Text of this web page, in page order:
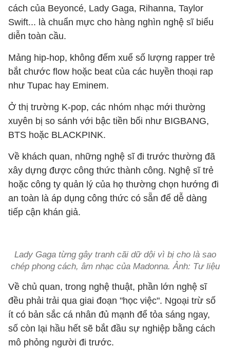
cách của Beyoncé, Lady Gaga, Rihanna, Taylor
Swift... là chuẩn mực cho hàng nghìn nghệ sĩ biểu
diễn toàn cầu.
Mảng hip-hop, không đếm xuể số lượng rapper trẻ
bắt chước flow hoặc beat của các huyền thoại rap
như Tupac hay Eminem.
Ở thị trường K-pop, các nhóm nhạc mới thường
xuyên bị so sánh với bậc tiền bối như BIGBANG,
BTS hoặc BLACKPINK.
Về khách quan, những nghệ sĩ đi trước thường đã
xây dựng được công thức thành công. Nghệ sĩ trẻ
hoặc công ty quản lý của họ thường chọn hướng đi
an toàn là áp dụng công thức có sẵn để dễ dàng
tiếp cận khán giả.
Lady Gaga từng gây tranh cãi dữ dội vì bị cho là sao
chép phong cách, âm nhạc của Madonna. Ảnh: Tư liệu
Về chủ quan, trong nghệ thuật, phần lớn nghệ sĩ
đều phải trải qua giai đoạn "học việc". Ngoại trừ số
ít có bản sắc cá nhân đủ mạnh để tỏa sáng ngay,
số còn lại hầu hết sẽ bắt đầu sự nghiệp bằng cách
mô phỏng người đi trước.